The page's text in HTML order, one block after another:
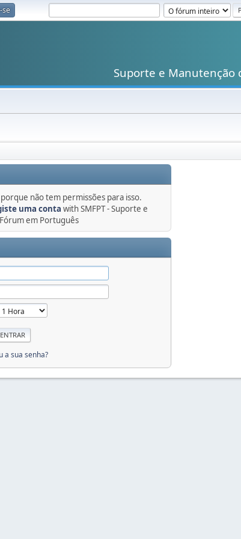
se
Suporte e Manutenção
não tem permissões para isso.
uma conta with SMFPT - Suporte e
em Português
a sua senha?